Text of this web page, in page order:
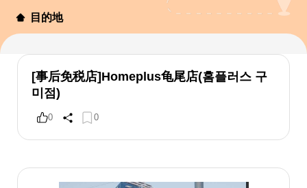
目的地
[事后免税店]Homeplus龟尾店(홈플러스 구
미점)
0 0